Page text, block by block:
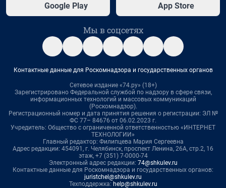
Google Play App Store
Мы в соцсетях
Контактные данные для Роскомнадзора и государственных органов
Сетевое издание «74.ру» (18+)
Зарегистрировано Федеральной службой по надзору в сфере связи,
информационных технологий и массовых коммуникаций
(Роскомнадзор).
Регистрационный номер и дата принятия решения о регистрации: ЭЛ №
ФС 77– 84676 от 06.02.2023 г.
Учредитель: Общество с ограниченной ответственностью «ИНТЕРНЕТ
ТЕХНОЛОГИИ»
Главный редактор: Филипцева Мария Сергеевна
Адрес редакции: 454091, г. Челябинск, проспект Ленина, 26А, стр.2, 16
этаж, +7 (351) 7-0000-74
Электронный адрес редакции: 74@shkulev.ru
Контактные данные для Роскомнадзора и государственных органов:
juristchel@shkulev.ru
Техподдержка: help@shkulev.ru